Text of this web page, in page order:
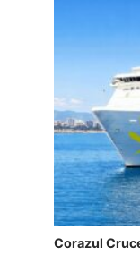
Corazul